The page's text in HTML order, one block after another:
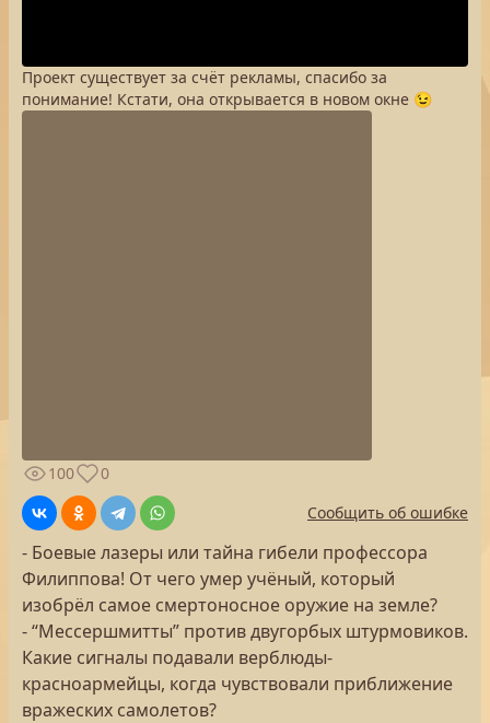
Проект существует за счёт рекламы, спасибо за
понимание! Кстати, она открывается в новом окне 😉
100
0
Сообщить об ошибке
- Боевые лазеры или тайна гибели профессора
Филиппова! От чего умер учёный, который
изобрёл самое смертоносное оружие на земле?
- “Мессершмитты” против двугорбых штурмовиков.
Какие сигналы подавали верблюды-
красноармейцы, когда чувствовали приближение
вражеских самолетов?